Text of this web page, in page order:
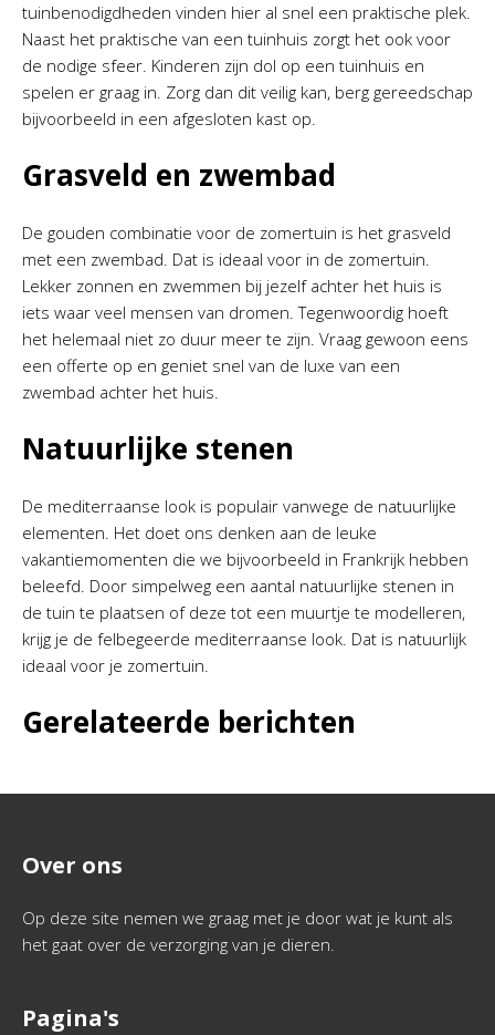
tuinbenodigdheden vinden hier al snel een praktische plek.
Naast het praktische van een tuinhuis zorgt het ook voor
de nodige sfeer. Kinderen zijn dol op een tuinhuis en
spelen er graag in. Zorg dan dit veilig kan, berg gereedschap
bijvoorbeeld in een afgesloten kast op.
Grasveld en zwembad
De gouden combinatie voor de zomertuin is het grasveld
met een zwembad. Dat is ideaal voor in de zomertuin.
Lekker zonnen en zwemmen bij jezelf achter het huis is
iets waar veel mensen van dromen. Tegenwoordig hoeft
het helemaal niet zo duur meer te zijn. Vraag gewoon eens
een offerte op en geniet snel van de luxe van een
zwembad achter het huis.
Natuurlijke stenen
De mediterraanse look is populair vanwege de natuurlijke
elementen. Het doet ons denken aan de leuke
vakantiemomenten die we bijvoorbeeld in Frankrijk hebben
beleefd. Door simpelweg een aantal natuurlijke stenen in
de tuin te plaatsen of deze tot een muurtje te modelleren,
krijg je de felbegeerde mediterraanse look. Dat is natuurlijk
ideaal voor je zomertuin.
Gerelateerde berichten
Over ons
Op deze site nemen we graag met je door wat je kunt als
het gaat over de verzorging van je dieren.
Pagina's